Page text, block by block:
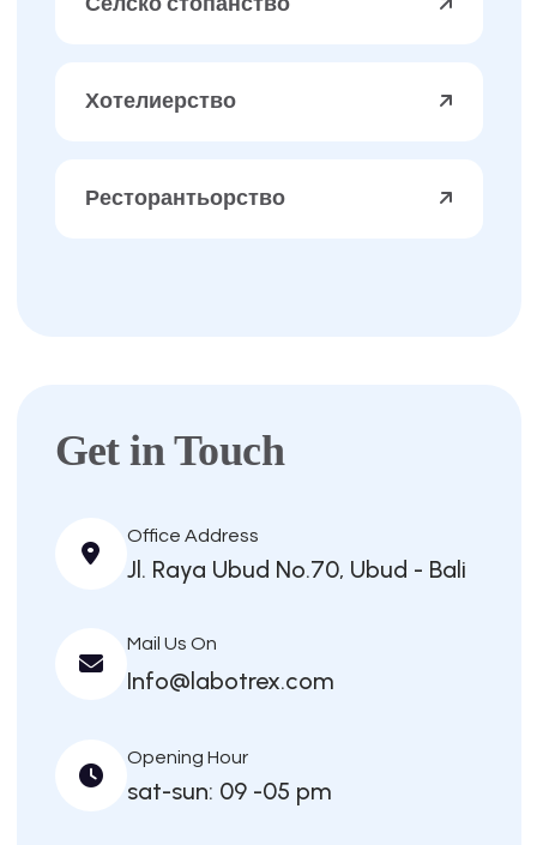
Хотелиерство
Ресторантьорство
Get in Touch
Office Address
Jl. Raya Ubud No.70, Ubud - Bali
Mail Us On
Info@labotrex.com
Opening Hour
sat-sun: 09 -05 pm